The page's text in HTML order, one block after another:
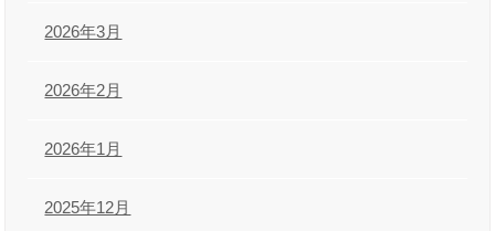
2026年3月
2026年2月
2026年1月
2025年12月